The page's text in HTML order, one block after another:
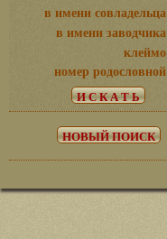
в имени совладельца
в имени заводчика
клеймо
номер родословной